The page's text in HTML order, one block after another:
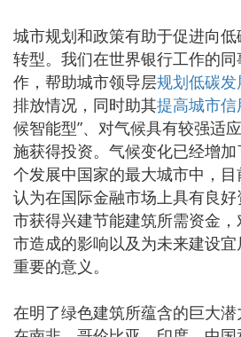
城市规划和政策有助于促进向
转型。我们在世界银行工作的
作，帮助城市领导层规划低碳发
排放情况，同时助其提高城市信
候智能型”、对气候具有较强适
施获得投资。气候变化已经增
个发展中国家的最大城市中，
认为在国际金融市场上具有良
市获得兴建节能建筑所需资金
市造成的影响以及为未来建设
重要的意义。
在明了绿色建筑所蕴含的巨大